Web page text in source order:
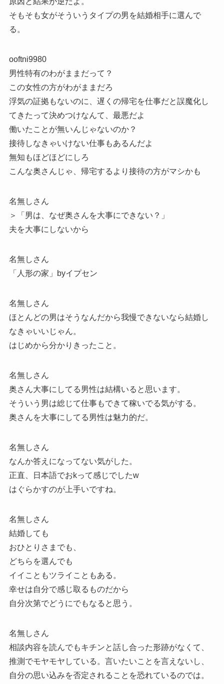
そもそも女がそういうタイプの男を結婚相手に選んで
る。
ooftni9980
男性特有のわがままだって？
この女性の方がわがままだろ
浮気の証拠もないのに、遅くの帰宅を仕事だと誤魔化し
てきたって決めつけなんて、最悪だよ
働いたことが無いんじゃないのか？
接待しなきゃいけない仕事もあるんだよ
無知もほどほどにしろ
こんな奥さんじゃ、帰宅するより接待の方がマシかも
名無しさん
＞「男は、なぜ奥さんを大事にできない？」
夫を大事にしないから
名無しさん
「人形の家」byイプセン
名無しさん
ほとんどの男はそうなんだから我慢できないなら結婚し
なきゃいいじゃん。
はじめから分かりきったこと。
名無しさん
奥さん大事にしてる男性は結構いると思います。
そういう男は総じて仕事もできて稼いでる気がする。
奥さんを大事にしてる男性は魅力的だ。
名無しさん
なんか答えになってない気がした。
正直、日本語でおkって感じでしたw
はぐらかすのが上手いですね。
名無しさん
結婚しても
おひとりさまでも、
どちらを選んでも
イイこともツライこともある。
幸せは自分で感じ取るものだから
自分次第でどうにでもなると思う。
名無しさん
相談内容を読んでもキチンと話し合った形跡がなくて、
推測でモヤモヤしている。言いたいことを言えないし、
自分の思い込みを否定されることを恐れているのでは。